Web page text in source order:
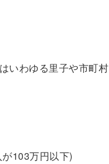
いわゆる里子や市町村
103万円以下)